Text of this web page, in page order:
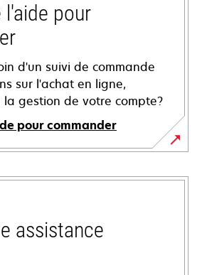
l'aide pour
d'un suivi de commande
sur l'achat en ligne,
la gestion de votre compte?
pour commander
assistance